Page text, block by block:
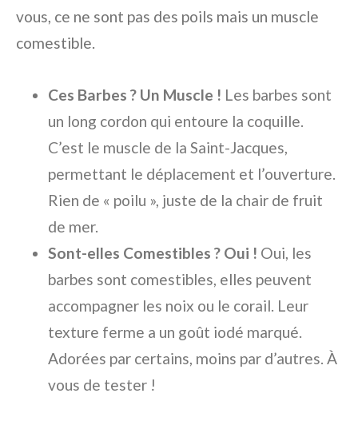
vous, ce ne sont pas des poils mais un muscle
comestible.
Ces Barbes ? Un Muscle ! Les barbes sont
un long cordon qui entoure la coquille.
C’est le muscle de la Saint-Jacques,
permettant le déplacement et l’ouverture.
Rien de « poilu », juste de la chair de fruit
de mer.
Sont-elles Comestibles ? Oui ! Oui, les
barbes sont comestibles, elles peuvent
accompagner les noix ou le corail. Leur
texture ferme a un goût iodé marqué.
Adorées par certains, moins par d’autres. À
vous de tester !